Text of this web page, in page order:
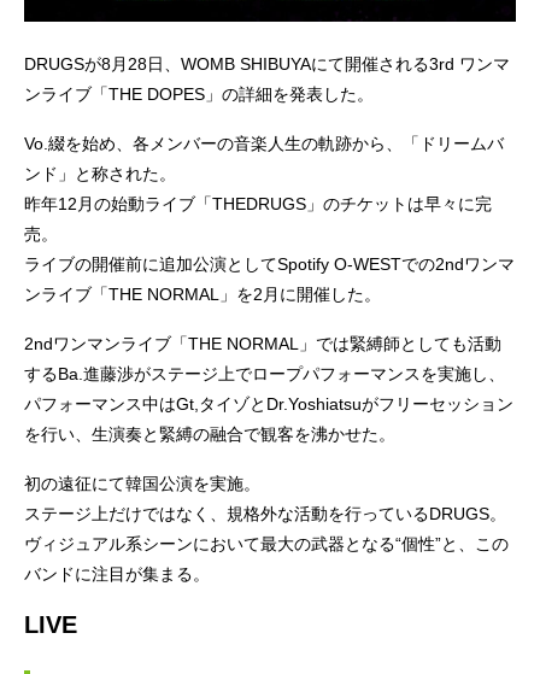
DRUGSが8月28日、WOMB SHIBUYAにて開催される3rd ワンマ
ンライブ「THE DOPES」の詳細を発表した。
Vo.綴を始め、各メンバーの音楽人生の軌跡から、「ドリームバ
ンド」と称された。
昨年12月の始動ライブ「THEDRUGS」のチケットは早々に完
売。
ライブの開催前に追加公演としてSpotify O-WESTでの2ndワンマ
ンライブ「THE NORMAL」を2月に開催した。
2ndワンマンライブ「THE NORMAL」では緊縛師としても活動
するBa.進藤渉がステージ上でロープパフォーマンスを実施し、
パフォーマンス中はGt,タイゾとDr.Yoshiatsuがフリーセッション
を行い、生演奏と緊縛の融合で観客を沸かせた。
初の遠征にて韓国公演を実施。
ステージ上だけではなく、規格外な活動を行っているDRUGS。
ヴィジュアル系シーンにおいて最大の武器となる“個性”と、この
バンドに注目が集まる。
LIVE